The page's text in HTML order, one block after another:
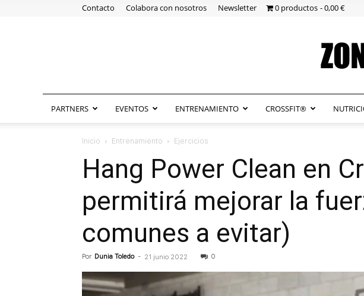
Contacto Colabora con nosotros Newsletter 0 productos 0,00 €
PARTNERS EVENTOS ENTRENAMIENTO CROSSFIT®
Inicio Entrenamiento Ejercicios
Hang Power Clean en
permitirá mejorar la
comunes a evitar)
Por Dunia Toledo - 21 junio 2022 0